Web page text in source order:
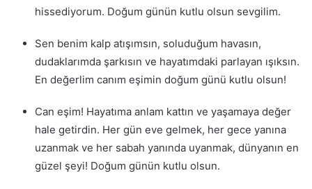
hissediyorum. Doğum günün kutlu olsun sevgilim.
Sen benim kalp atışımsın, soluduğum havasın,
dudaklarımda şarkısın ve hayatımdaki parlayan ışıksın.
En değerlim canım eşimin doğum günü kutlu olsun!
Can eşim! Hayatıma anlam kattın ve yaşamaya değer
hale getirdin. Her gün eve gelmek, her gece yanına
uzanmak ve her sabah yanında uyanmak, dünyanın en
güzel şeyi! Doğum günün kutlu olsun.